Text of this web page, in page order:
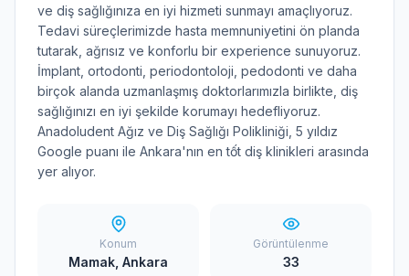
ve diş sağlığınıza en iyi hizmeti sunmayı amaçlıyoruz.
Tedavi süreçlerimizde hasta memnuniyetini ön planda
tutarak, ağrısız ve konforlu bir experience sunuyoruz.
İmplant, ortodonti, periodontoloji, pedodonti ve daha
birçok alanda uzmanlaşmış doktorlarımızla birlikte, diş
sağlığınızı en iyi şekilde korumayı hedefliyoruz.
Anadoludent Ağız ve Diş Sağlığı Polikliniği, 5 yıldız
Google puanı ile Ankara'nın en tốt diş klinikleri arasında
yer alıyor.
Konum
Mamak, Ankara
Görüntülenme
33